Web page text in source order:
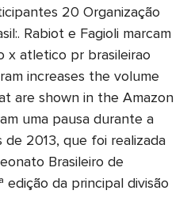
20 Organização
Rabiot e Fagioli marcam
x atletico pr brasileirao
increases the volume
are shown in the Amazon
uma pausa durante a
2013, que foi realizada
Brasileiro de
da principal divisão